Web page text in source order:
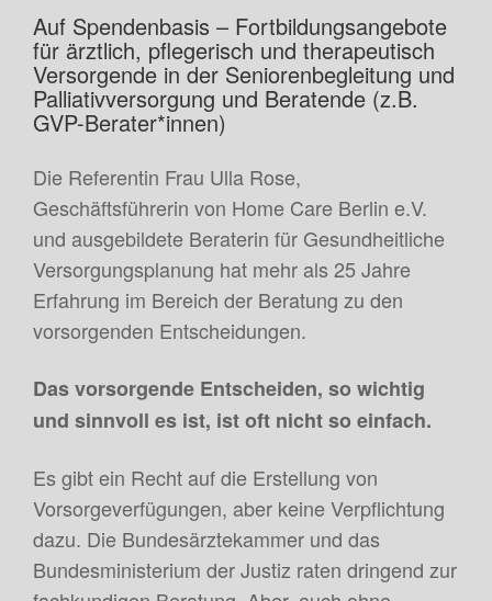
Auf Spendenbasis – Fortbildungsangebote
für ärztlich, pflegerisch und therapeutisch
Versorgende in der Seniorenbegleitung und
Palliativversorgung und Beratende (z.B.
GVP-Berater*innen)
Die Referentin Frau Ulla Rose,
Geschäftsführerin von Home Care Berlin e.V.
und ausgebildete Beraterin für Gesundheitliche
Versorgungsplanung hat mehr als 25 Jahre
Erfahrung im Bereich der Beratung zu den
vorsorgenden Entscheidungen.
Das vorsorgende Entscheiden, so wichtig
und sinnvoll es ist, ist oft nicht so einfach.
Es gibt ein Recht auf die Erstellung von
Vorsorgeverfügungen, aber keine Verpflichtung
dazu. Die Bundesärztekammer und das
Bundesministerium der Justiz raten dringend zur